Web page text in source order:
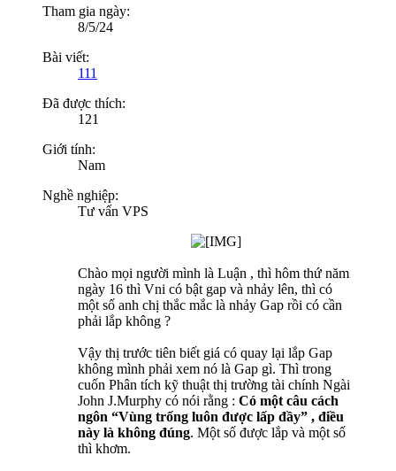
Tham gia ngày:
8/5/24
Bài viết:
111
Đã được thích:
121
Giới tính:
Nam
Nghề nghiệp:
Tư vấn VPS
Chào mọi người mình là Luận , thì hôm thứ năm
ngày 16 thì Vni có bật gap và nhảy lên, thì có
một số anh chị thắc mắc là nhảy Gap rồi có cần
phải lắp không ?
Vậy thị trước tiên biết giá có quay lại lắp Gap
không mình phải xem nó là Gap gì. Thì trong
cuốn Phân tích kỹ thuật thị trường tài chính Ngài
John J.Murphy có nói rằng : Có một câu cách
ngôn “Vùng trống luôn được lấp đầy” , điều
này là không đúng. Một số được lắp và một số
thì khơm.